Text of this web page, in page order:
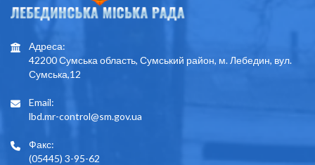
Адреса:
42200 Сумська область, Сумський район, м. Лебедин, вул.
Сумська,12
Email:
lbd.mr-control@sm.gov.ua
Факс:
(05445) 3-95-62